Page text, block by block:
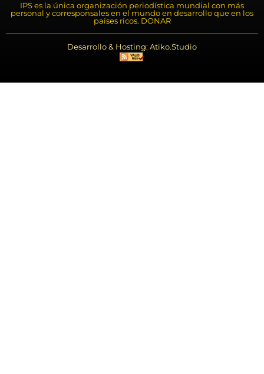
IPS es la única organización periodística mundial con más
personal y corresponsales en el mundo en desarrollo que en los
países ricos. DONAR
Desarrollo & Hosting: Atiko.Studio